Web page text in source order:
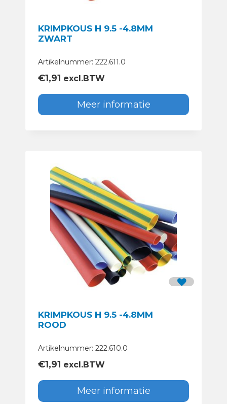
KRIMPKOUS H 9.5 -4.8MM
ZWART
Artikelnummer: 222.611.0
€1,91 excl.BTW
Meer informatie
KRIMPKOUS H 9.5 -4.8MM
ROOD
Artikelnummer: 222.610.0
€1,91 excl.BTW
Meer informatie